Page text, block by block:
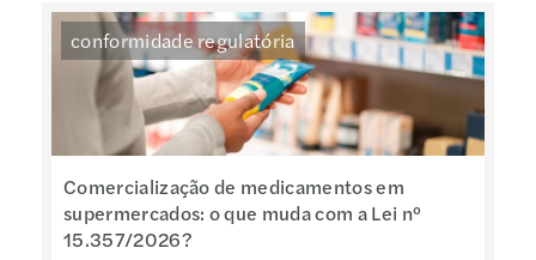
conformidade regulatória
Comercialização de medicamentos em
supermercados: o que muda com a Lei nº
15.357/2026?